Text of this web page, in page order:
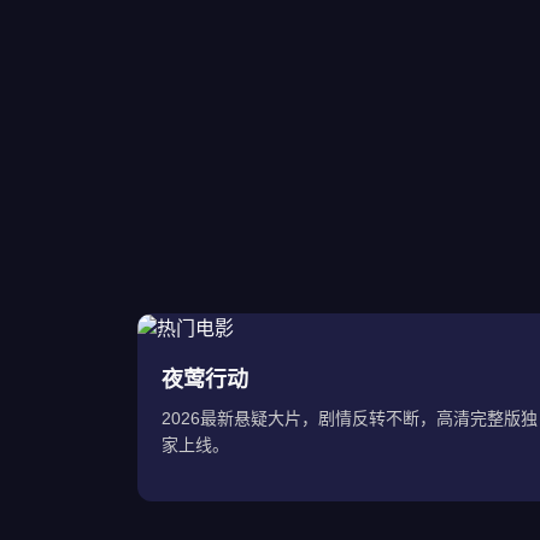
夜莺行动
2026最新悬疑大片，剧情反转不断，高清完整版独
家上线。